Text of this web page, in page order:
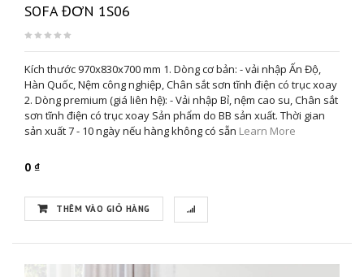
SOFA ĐƠN 1S06
Kích thước 970x830x700 mm 1. Dòng cơ bản: - vải nhập Ấn Độ,
Hàn Quốc, Nệm công nghiệp, Chân sắt sơn tĩnh điện có trục xoay
2. Dòng premium (giá liên hệ): - Vải nhập Bỉ, nệm cao su, Chân sắt
sơn tĩnh điện có trục xoay Sản phẩm do BB sản xuất. Thời gian
sản xuất 7 - 10 ngày nếu hàng không có sẵn Learn More
0 ₫
THÊM VÀO GIỎ HÀNG